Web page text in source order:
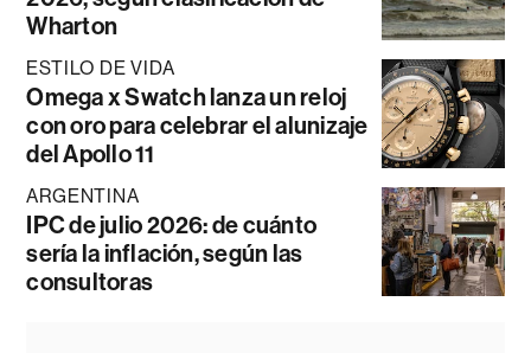
Wharton
ESTILO DE VIDA
Omega x Swatch lanza un reloj
con oro para celebrar el alunizaje
del Apollo 11
ARGENTINA
IPC de julio 2026: de cuánto
sería la inflación, según las
consultoras